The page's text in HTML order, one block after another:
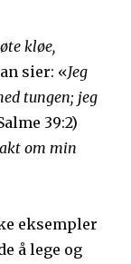
kløe,
sier: «Jeg
tungen; jeg
39:2)
om min
eksempler
å lege og